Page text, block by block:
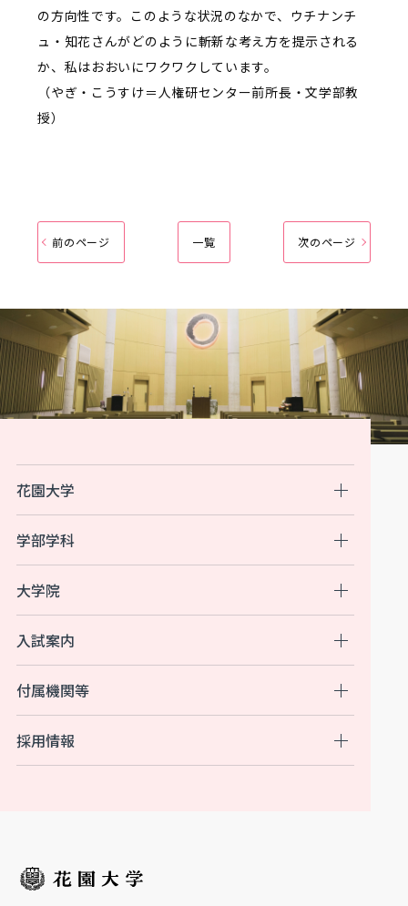
の方向性です。このような状況のなかで、ウチナンチ
ュ・知花さんがどのように斬新な考え方を提示される
か、私はおおいにワクワクしています。
（やぎ・こうすけ＝人権研センター前所長・文学部教
授）
前のページ 一覧 次のページ
花園大学
入試案内
付属機関等
学部学科
大学院
採用情報